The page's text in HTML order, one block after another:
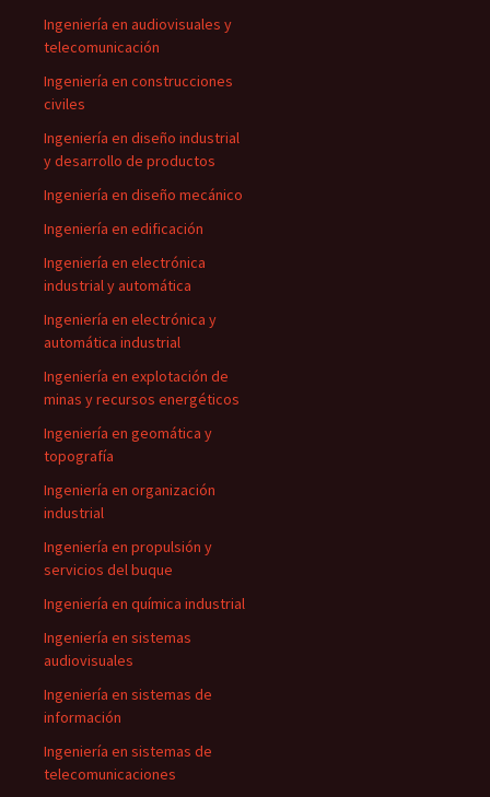
Ingeniería en audiovisuales y
telecomunicación
Ingeniería en construcciones
civiles
Ingeniería en diseño industrial
y desarrollo de productos
Ingeniería en diseño mecánico
Ingeniería en edificación
Ingeniería en electrónica
industrial y automática
Ingeniería en electrónica y
automática industrial
Ingeniería en explotación de
minas y recursos energéticos
Ingeniería en geomática y
topografía
Ingeniería en organización
industrial
Ingeniería en propulsión y
servicios del buque
Ingeniería en química industrial
Ingeniería en sistemas
audiovisuales
Ingeniería en sistemas de
información
Ingeniería en sistemas de
telecomunicaciones